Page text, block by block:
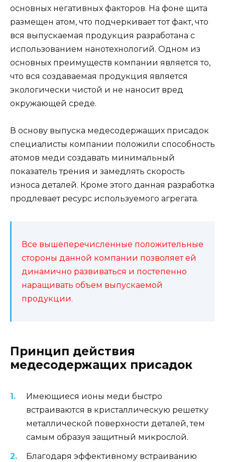
основных негативных факторов. На фоне щита
размещен атом, что подчеркивает тот факт, что
вся выпускаемая продукция разработана с
использованием нанотехнологий. Одном из
основных преимуществ компании является то,
что вся создаваемая продукция является
экологически чистой и не наносит вред
окружающей среде.
В основу выпуска медесодержащих присадок
специалисты компании положили способность
атомов меди создавать минимальный
показатель трения и замедлять скорость
износа деталей. Кроме этого данная разработка
продлевает ресурс используемого агрегата.
Все вышеперечисленные положительные
стороны данной компании позволяет ей
динамично развиваться и постепенно
наращивать объем выпускаемой
продукции.
Принцип действия
медесодержащих присадок
Имеющиеся ионы меди быстро
встраиваются в кристаллическую решетку
металлической поверхности деталей, тем
самым образуя защитный микрослой.
Благодаря эффективному встраиванию